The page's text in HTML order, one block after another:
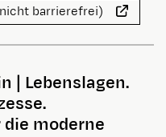
barrierefrei)
| Lebenslagen.
moderne